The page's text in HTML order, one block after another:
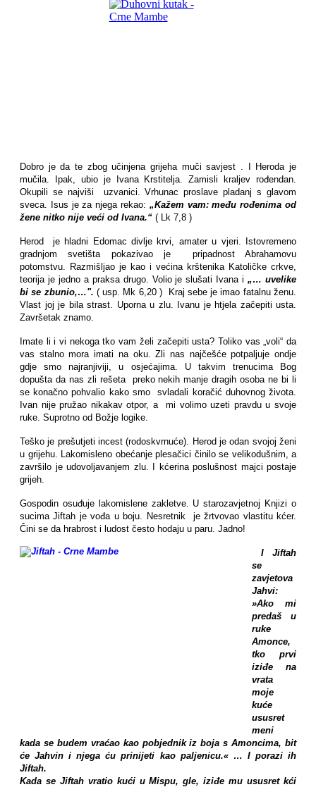
Dobro je da te zbog učinjena grijeha muči savjest . I Heroda je
mučila. Ipak, ubio je Ivana Krstitelja. Zamisli kraljev rođendan.
Okupili se najviši uzvanici. Vrhunac proslave pladanj s glavom
sveca. Isus je za njega rekao: „Kažem vam: među rođenima od
žene nitko nije veći od Ivana.“ ( Lk 7,8 )
Herod je hladni Edomac divlje krvi, amater u vjeri. Istovremeno
gradnjom svetišta pokazivao je pripadnost Abrahamovu
potomstvu. Razmišljao je kao i većina krštenika Katoličke crkve,
teorija je jedno a praksa drugo. Volio je slušati Ivana i „… uvelike
bi se zbunio,…". ( usp. Mk 6,20 ) Kraj sebe je imao fatalnu ženu.
Vlast joj je bila strast. Uporna u zlu. Ivanu je htjela začepiti usta.
Završetak znamo.
Imate li i vi nekoga tko vam želi začepiti usta? Toliko vas „voli“ da
vas stalno mora imati na oku. Zli nas najčešće potpaljuje ondje
gdje smo najranjiviji, u osjećajima. U takvim trenucima Bog
dopušta da nas zli rešeta preko nekih manje dragih osoba ne bi li
se konačno pohvalio kako smo svladali koračić duhovnog života.
Ivan nije pružao nikakav otpor, a mi volimo uzeti pravdu u svoje
ruke. Suprotno od Božje logike.
Teško je prešutjeti incest (rodoskvrnuće). Herod je odan svojoj ženi
u grijehu. Lakomisleno obećanje plesačici činilo se velikodušnim, a
završilo je udovoljavanjem zlu. I kćerina poslušnost majci postaje
grijeh.
Gospodin osuđuje lakomislene zakletve. U starozavjetnoj Knjizi o
sucima Jiftah je vođa u boju. Nesretnik je žrtvovao vlastitu kćer.
Čini se da hrabrost i ludost često hodaju u paru. Jadno!
I Jiftah
se
zavjetova
Jahvi:
»Ako mi
predaš u
ruke
Amonce,
tko prvi
iziđe na
vrata
moje
kuće
ususret
meni
kada se budem vraćao kao pobjednik iz boja s Amoncima, bit
će Jahvin i njega ću prinijeti kao paljenicu.« … I porazi ih
Jiftah.
Kada se Jiftah vratio kući u Mispu, gle, iziđe mu ususret kći